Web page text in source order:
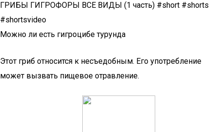
ГРИБЫ ГИГРОФОРЫ ВСЕ ВИДЫ (1 часть) #short #shorts
#shortsvideo
Можно ли есть гигроцибе турунда
Этот гриб относится к несъедобным. Его употребление
может вызвать пищевое отравление.